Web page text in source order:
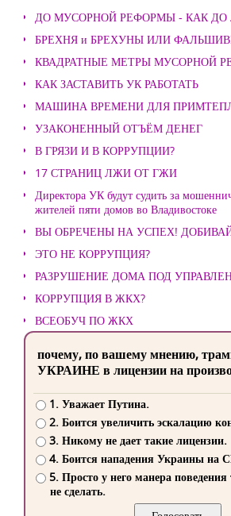
ДО МУСОРНОЙ РЕФОРМЫ - КАК
БРЕХНЯ и БРЕХУНЫ ИЛИ
КВАДРАТНЫЕ МЕТРЫ МУСОРНОЙ
КАК ЗАСТАВИТЬ УК РАБОТАТЬ
МАШИНА ВРЕМЕНИ ДЛЯ
УЗАКОНЕННЫЙ ОТЪЁМ ДЕНЕГ
В ГРЯЗИ И В КОРРУПЦИИ?
17 СТРАНИЦ ЛЖИ ОТ ГЖИ
Директора УК будут судить за
жителей пяти домов во Владивостоке
ВЫ ОБРЕЧЕНЫ НА УСПЕХ!
ЭТО НЕ КОРРУПЦИЯ?
РАЗРУШЕНИЕ ДОМА ПОД
КОРРУПЦИЯ В ЖКХ?
ВСЕОБУЧ ПО ЖКХ
почему, по вашему мнению,
УКРАИНЕ в лицензии на
1. Уважает Путина.
2. Боится увеличить эскалацию
3. Никому не дает такие лицензии.
4. Боится нападения Украины на
5. Просто у него манера
не сделать.